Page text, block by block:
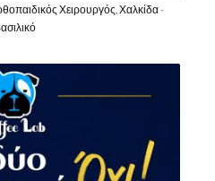
Χειρουργός, Χαλκίδα -